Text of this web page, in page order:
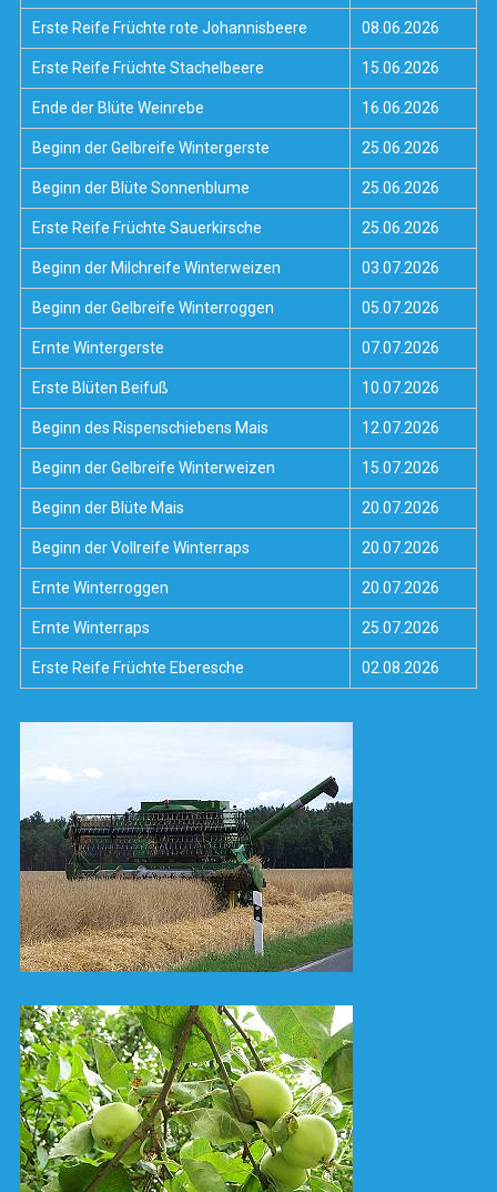
Erste Reife Früchte rote Johannisbeere 08.06.2026
Erste Reife Früchte Stachelbeere 15.06.2026
Ende der Blüte Weinrebe 16.06.2026
Beginn der Gelbreife Wintergerste 25.06.2026
Beginn der Blüte Sonnenblume 25.06.2026
Erste Reife Früchte Sauerkirsche 25.06.2026
Beginn der Milchreife Winterweizen 03.07.2026
Beginn der Gelbreife Winterroggen 05.07.2026
Ernte Wintergerste 07.07.2026
Erste Blüten Beifuß 10.07.2026
Beginn des Rispenschiebens Mais 12.07.2026
Beginn der Gelbreife Winterweizen 15.07.2026
Beginn der Blüte Mais 20.07.2026
Beginn der Vollreife Winterraps 20.07.2026
Ernte Winterroggen 20.07.2026
Ernte Winterraps 25.07.2026
Erste Reife Früchte Eberesche 02.08.2026